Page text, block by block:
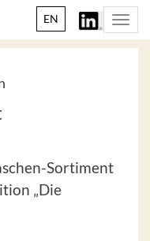
EN
Sortiment
„Die